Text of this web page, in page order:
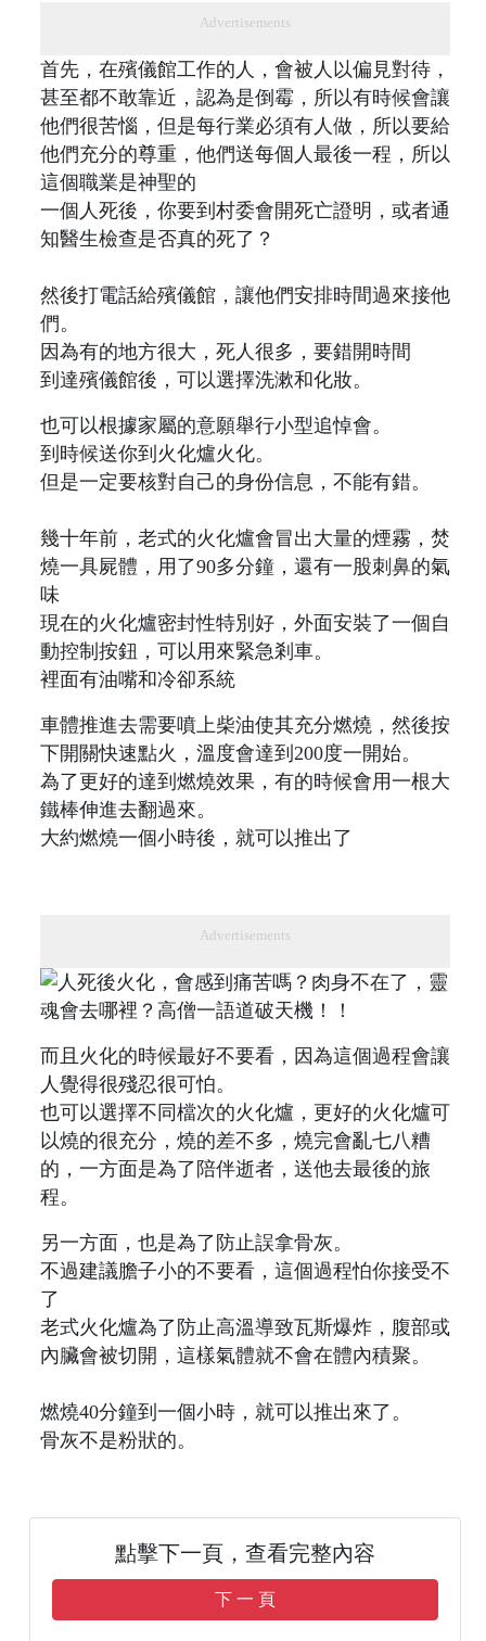
Advertisements
首先，在殯儀館工作的人，會被人以偏見對待，
甚至都不敢靠近，認為是倒霉，所以有時候會讓
他們很苦惱，但是每行業必須有人做，所以要給
他們充分的尊重，他們送每個人最後一程，所以
這個職業是神聖的
一個人死後，你要到村委會開死亡證明，或者通
知醫生檢查是否真的死了？
然後打電話給殯儀館，讓他們安排時間過來接他
們。
因為有的地方很大，死人很多，要錯開時間
到達殯儀館後，可以選擇洗漱和化妝。
也可以根據家屬的意願舉行小型追悼會。
到時候送你到火化爐火化。
但是一定要核對自己的身份信息，不能有錯。
幾十年前，老式的火化爐會冒出大量的煙霧，焚
燒一具屍體，用了90多分鐘，還有一股刺鼻的氣
味
現在的火化爐密封性特別好，外面安裝了一個自
動控制按鈕，可以用來緊急剎車。
裡面有油嘴和冷卻系統
車體推進去需要噴上柴油使其充分燃燒，然後按
下開關快速點火，溫度會達到200度一開始。
為了更好的達到燃燒效果，有的時候會用一根大
鐵棒伸進去翻過來。
大約燃燒一個小時後，就可以推出了
Advertisements
而且火化的時候最好不要看，因為這個過程會讓
人覺得很殘忍很可怕。
也可以選擇不同檔次的火化爐，更好的火化爐可
以燒的很充分，燒的差不多，燒完會亂七八糟
的，一方面是為了陪伴逝者，送他去最後的旅
程。
另一方面，也是為了防止誤拿骨灰。
不過建議膽子小的不要看，這個過程怕你接受不
了
老式火化爐為了防止高溫導致瓦斯爆炸，腹部或
內臟會被切開，這樣氣體就不會在體內積聚。
燃燒40分鐘到一個小時，就可以推出來了。
骨灰不是粉狀的。
點擊下一頁，查看完整內容
下 一 頁